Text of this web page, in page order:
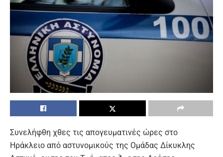
Συνελήφθη χθες τις απογευματινές ώρες στο
Ηράκλειο από αστυνομικούς της Ομάδας Δίκυκλης